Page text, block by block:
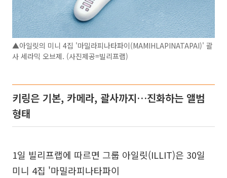
▲아일릿의 미니 4집 '마밀라피나타파이(MAMIHLAPINATAPAI)' 괄
사 세라믹 오브제. (사진제공=빌리프랩)
키링은 기본, 카메라, 괄사까지…진화하는 앨범
형태
1일 빌리프랩에 따르면 그룹 아일릿(ILLIT)은 30일
미니 4집 '마밀라피나타파이